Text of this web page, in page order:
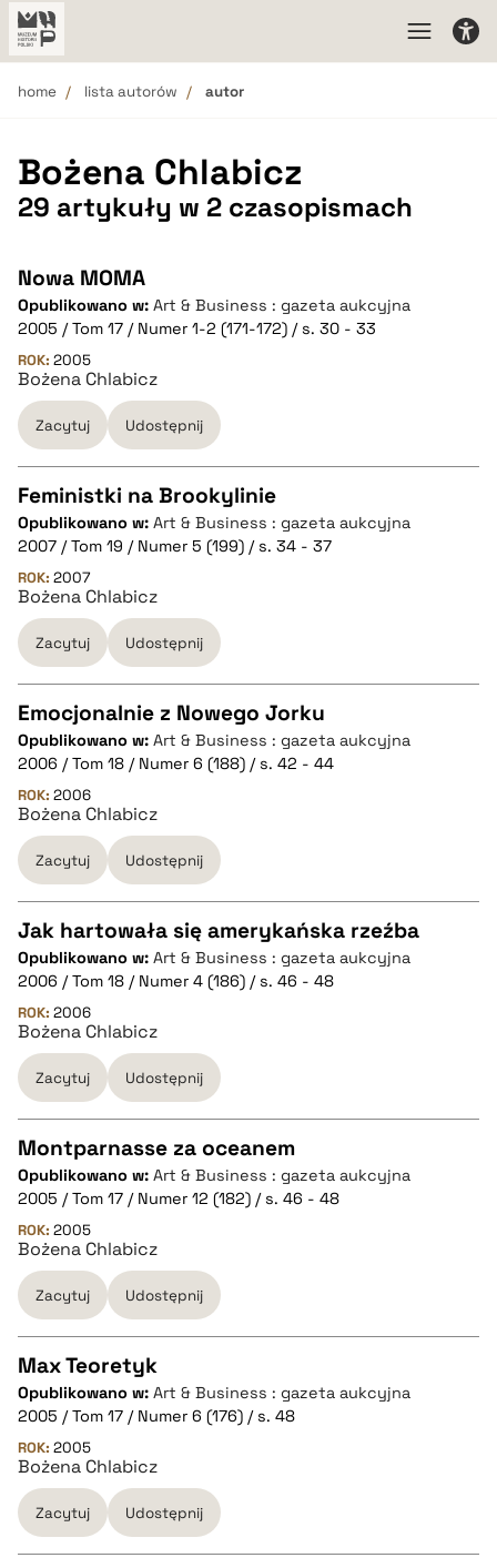
home lista autorów autor
Bożena Chlabicz
29 artykuły w 2 czasopismach
Nowa MOMA
Opublikowano w: Art & Business : gazeta aukcyjna
2005 / Tom 17 / Numer 1-2 (171-172) / s. 30 - 33
ROK: 2005
Bożena Chlabicz
Zacytuj Udostępnij
CZYSTY TEKST
pobierz cytat
BIBTEX
pobierz cytat
Feministki na Brookylinie
Opublikowano w: Art & Business : gazeta aukcyjna
2007 / Tom 19 / Numer 5 (199) / s. 34 - 37
ROK: 2007
Bożena Chlabicz
Zacytuj Udostępnij
CZYSTY TEKST
pobierz cytat
BIBTEX
pobierz cytat
Emocjonalnie z Nowego Jorku
Opublikowano w: Art & Business : gazeta aukcyjna
2006 / Tom 18 / Numer 6 (188) / s. 42 - 44
ROK: 2006
Bożena Chlabicz
Zacytuj Udostępnij
CZYSTY TEKST
pobierz cytat
BIBTEX
pobierz cytat
Jak hartowała się amerykańska rzeźba
Opublikowano w: Art & Business : gazeta aukcyjna
2006 / Tom 18 / Numer 4 (186) / s. 46 - 48
ROK: 2006
Bożena Chlabicz
Zacytuj Udostępnij
CZYSTY TEKST
pobierz cytat
BIBTEX
pobierz cytat
Montparnasse za oceanem
Opublikowano w: Art & Business : gazeta aukcyjna
2005 / Tom 17 / Numer 12 (182) / s. 46 - 48
ROK: 2005
Bożena Chlabicz
Zacytuj Udostępnij
CZYSTY TEKST
pobierz cytat
BIBTEX
Max Teoretyk
Opublikowano w: Art & Business : gazeta aukcyjna
2005 / Tom 17 / Numer 6 (176) / s. 48
ROK: 2005
Bożena Chlabicz
Zacytuj Udostępnij